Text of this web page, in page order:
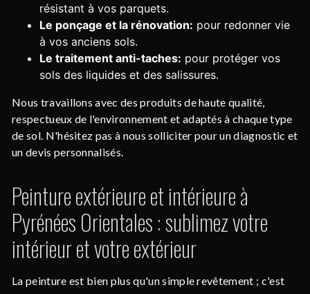
résistant à vos parquets.
Le ponçage et la rénovation: pour redonner vie
à vos anciens sols.
Le traitement anti-taches: pour protéger vos
sols des liquides et des salissures.
Nous travaillons avec des produits de haute qualité,
respectueux de l'environnement et adaptés à chaque type
de sol. N'hésitez pas à nous solliciter pour un diagnostic et
un devis personnalisés.
Peinture extérieure et intérieure à
Pyrénées Orientales : sublimez votre
intérieur et votre extérieur
La peinture est bien plus qu'un simple revêtement ; c'est